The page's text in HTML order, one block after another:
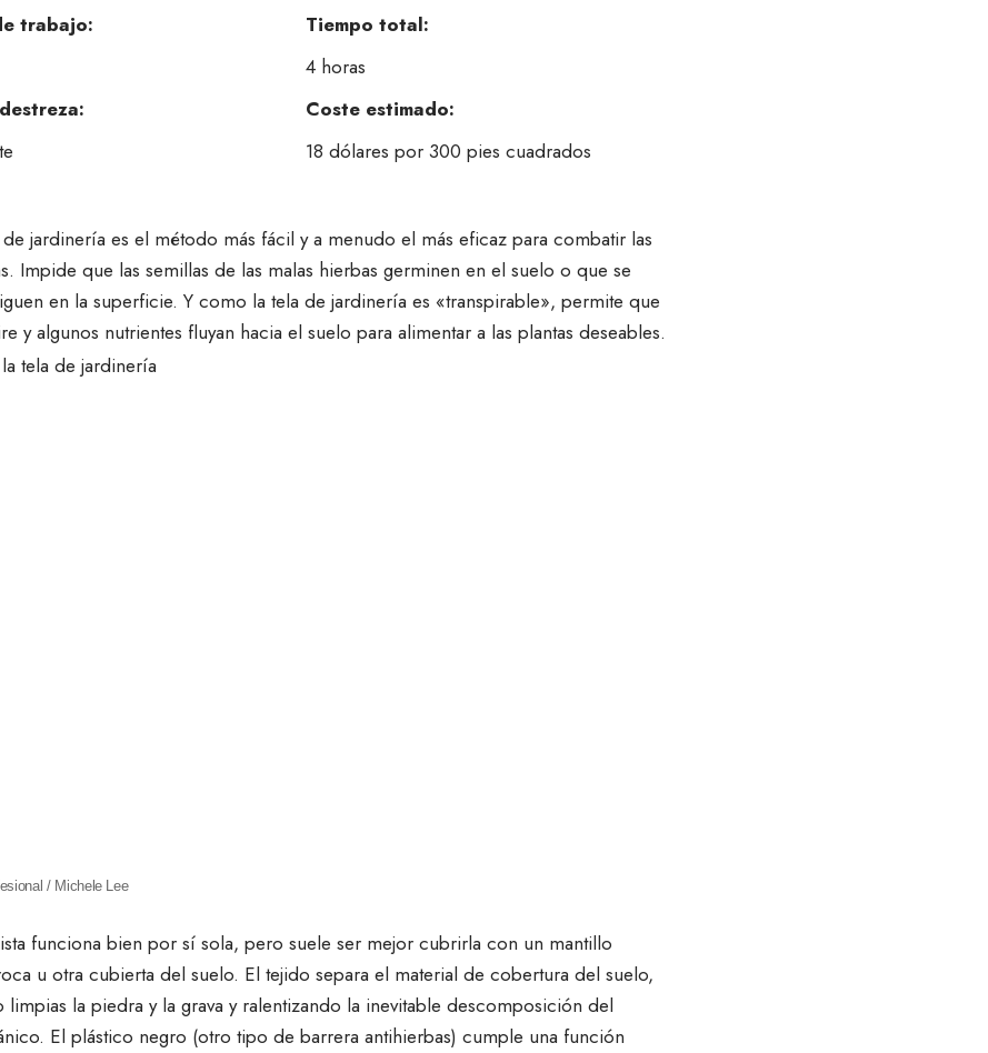
trabajo:
Tiempo total:
4 horas
Coste estimado:
18 dólares por 300 pies cuadrados
jardinería es el método más fácil y a menudo el más eficaz para combatir las
Impide que las semillas de las malas hierbas germinen en el suelo o que se
en la superficie. Y como la tela de jardinería es «transpirable», permite que
y algunos nutrientes fluyan hacia el suelo para alimentar a las plantas deseables.
/ Michele Lee
funciona bien por sí sola, pero suele ser mejor cubrirla con un mantillo
u otra cubierta del suelo. El tejido separa el material de cobertura del suelo,
limpias la piedra y la grava y ralentizando la inevitable descomposición del
El plástico negro (otro tipo de barrera antihierbas) cumple una función